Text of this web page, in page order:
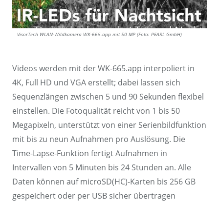
VisorTech WLAN-Wildkamera WK-665.app mit 50 MP (Foto: PEARL GmbH)
Videos werden mit der WK-665.app interpoliert in
4K, Full HD und VGA erstellt; dabei lassen sich
Sequenzlängen zwischen 5 und 90 Sekunden flexibel
einstellen. Die Fotoqualität reicht von 1 bis 50
Megapixeln, unterstützt von einer Serienbildfunktion
mit bis zu neun Aufnahmen pro Auslösung. Die
Time-Lapse-Funktion fertigt Aufnahmen in
Intervallen von 5 Minuten bis 24 Stunden an. Alle
Daten können auf microSD(HC)-Karten bis 256 GB
gespeichert oder per USB sicher übertragen